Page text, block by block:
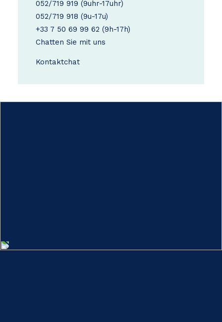
052/719 919 (9uhr-17uhr)
052/719 918 (9u-17u)
+33 7 50 69 99 62 (9h-17h)
Chatten Sie mit uns
Kontaktchat